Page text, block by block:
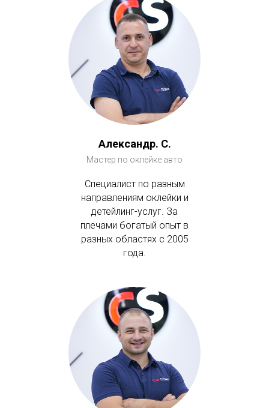
Александр. С.
Мастер по оклейке авто
Специалист по разным
направлениям оклейки и
детейлинг-услуг. За
плечами богатый опыт в
разных областях с 2005
года.